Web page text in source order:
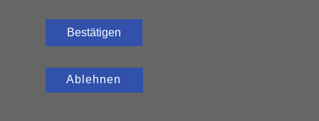
Bestätigen
Ablehnen